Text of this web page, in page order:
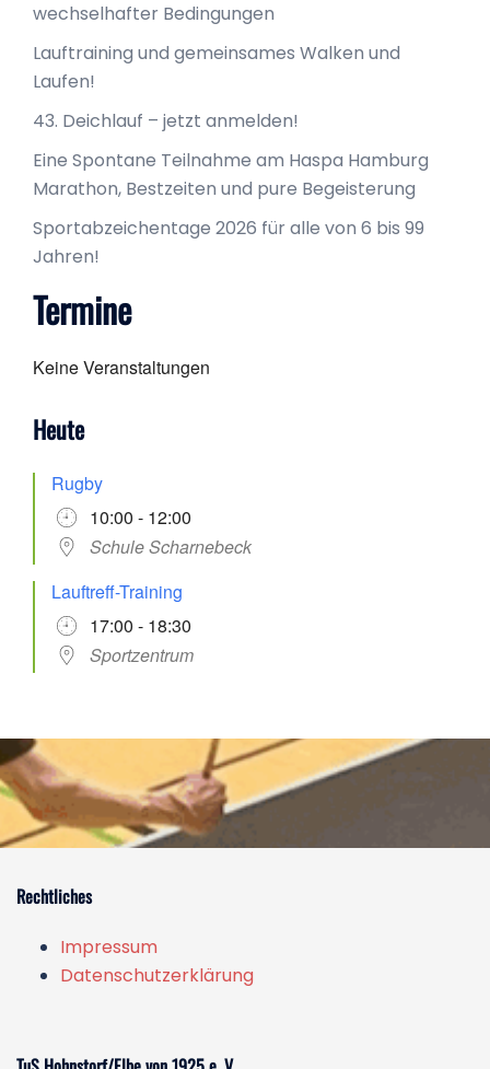
wechselhafter Bedingungen
Lauftraining und gemeinsames Walken und
Laufen!
43. Deichlauf – jetzt anmelden!
Eine Spontane Teilnahme am Haspa Hamburg
Marathon, Bestzeiten und pure Begeisterung
Sportabzeichentage 2026 für alle von 6 bis 99
Jahren!
Termine
Keine Veranstaltungen
Heute
Rugby
10:00 - 12:00
Schule Scharnebeck
Lauftreff-Training
17:00 - 18:30
Sportzentrum
Rechtliches
Impressum
Datenschutzerklärung